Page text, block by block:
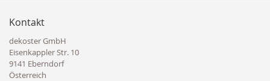
Kontakt
dekoster GmbH
Eisenkappler Str. 10
9141 Eberndorf
Österreich